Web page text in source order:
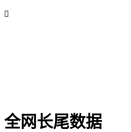

全网长尾数据